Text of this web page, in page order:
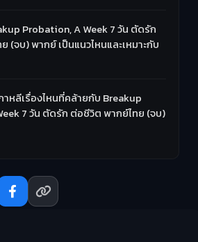
Probation, A Week 7 วัน ตัดรัก
(จบ) พากย์ เป็นแนวไหนและเหมาะกับ
หลีเรื่องไหนที่คล้ายกับ Breakup
7 วัน ตัดรัก ต่อชีวิต พากย์ไทย (จบ)